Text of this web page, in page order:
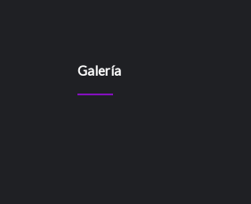
Galería